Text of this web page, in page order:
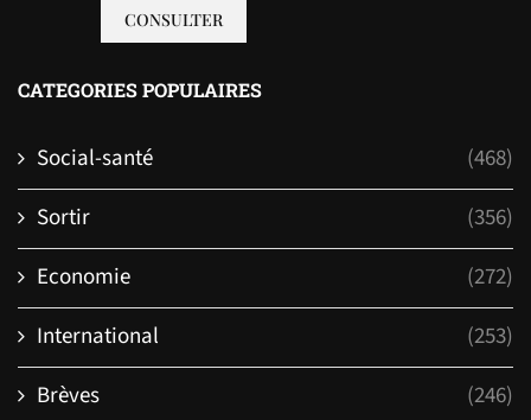
CONSULTER
CATEGORIES POPULAIRES
Social-santé
(468)
Sortir
(356)
Economie
(272)
International
(253)
Brèves
(246)